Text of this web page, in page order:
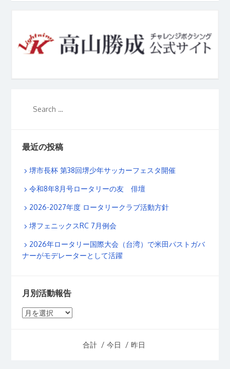
最近の投稿
堺市長杯 第38回堺少年サッカーフェスタ開催
令和8年8月号ロータリーの友 俳壇
2026-2027年度 ロータリークラブ活動方針
堺フェニックスRC 7月例会
2026年ロータリー国際大会（台湾）で米田パストガバ
ナーがモデレーターとして活躍
月別活動報告
月
合計 / 今日 / 昨日